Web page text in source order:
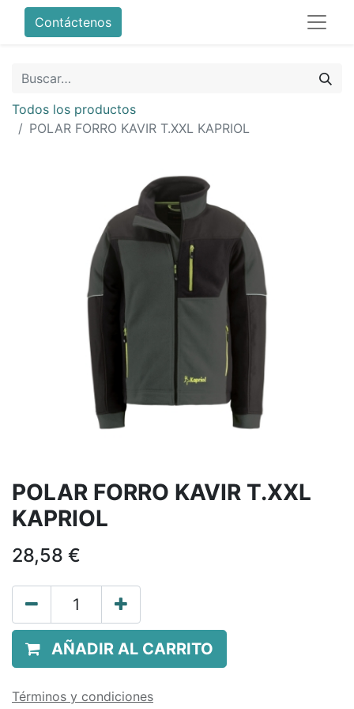
Contáctenos
Todos los productos
POLAR FORRO KAVIR T.XXL KAPRIOL
POLAR FORRO KAVIR T.XXL
KAPRIOL
28,58 €
AÑADIR AL CARRITO
Términos y condiciones